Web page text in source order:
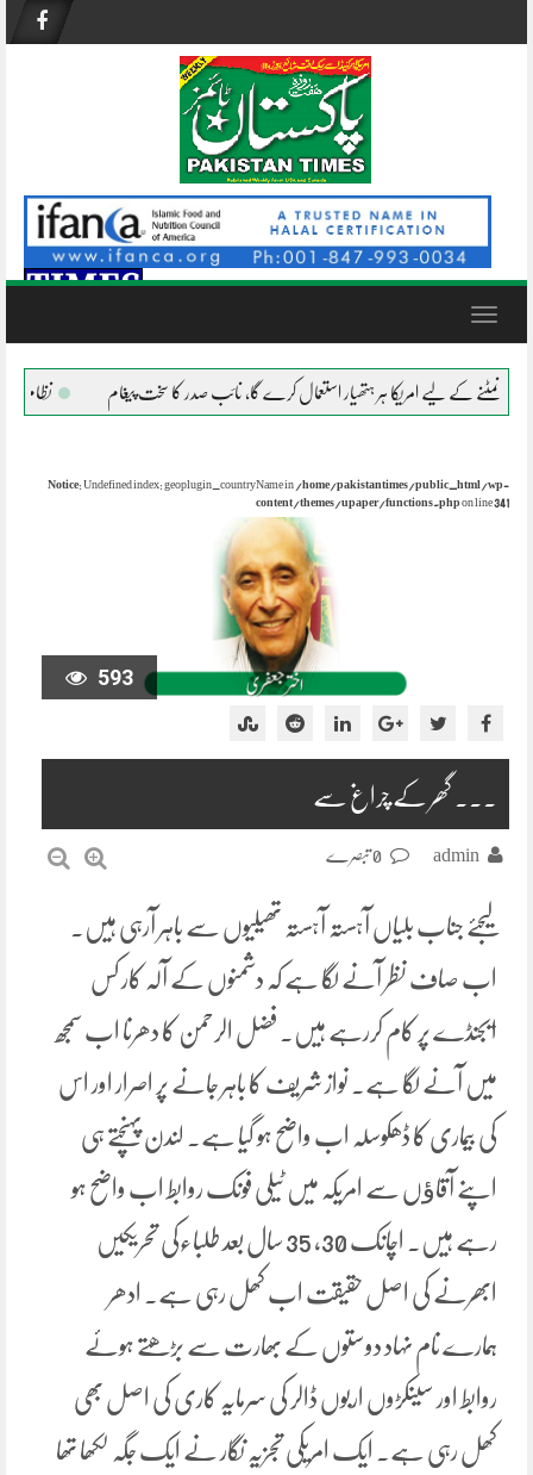
content
Toggle
امریکا ہر ہتھیار استعمال کرے گا، نائب صدر کا سخت پیغام نظام ناکام ہو چکا
Notice: Undefined index: geoplugin_countryName in /home/pakistantimes/public_html/wp-
content/themes/upaper/functions.php on line341
593
۔۔۔ گھر کے چراغ سے
admin
لیجئے جناب بلیاں آہستہ آہستہ تھیلیوں سے باہر آرہی ہیں۔
اب صاف نظر آنے لگا ہے کہ دشمنوں کے آلہ کار کس
ایجنڈے پر کام کررہے ہیں۔ فضل الرحمن کا دھرنا اب سمجھ
میں آنے لگا ہے۔ نواز شریف کا باہر جانے پر اصرار اور اس
کی بیماری کا ڈھکوسلہ اب واضح ہو گیا ہے۔ لندن پہنچتے ہی
اپنے آقاﺅں سے امریکہ میں ٹیلی فونک روابط اب واضح ہو
رہے ہیں۔ اچانک 30، 35 سال بعد طلباءکی تحریکیں
ابھرنے کی اصل حقیقت اب کھل رہی ہے۔ ادھر
ہمارے نام نہاد دوستوں کے بھارت سے بڑھتے ہوئے
روابط اور سینکڑوں اربوں ڈالر کی سرمایہ کاری کی اصل بھی
کھل رہی ہے۔ ایک امریکی تجزیہ نگار نے ایک جگہ لکھا تھا